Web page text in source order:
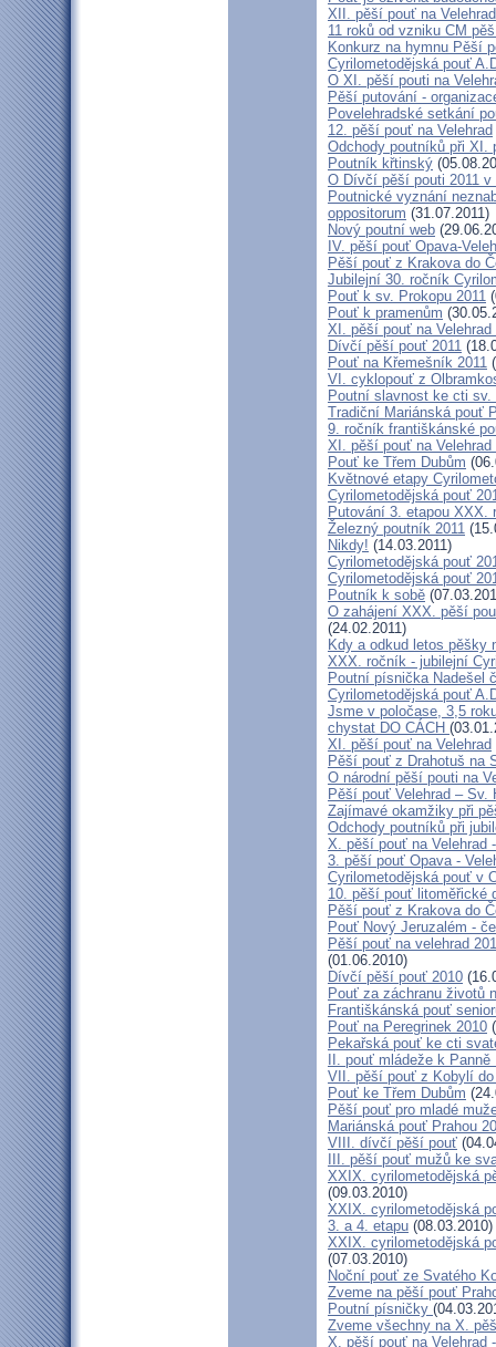
XII. pěší pouť na
11 roků od vzniku CM
Konkurz na hymnu Pěší
Cyrilometodějská pouť
O XI. pěší pouti na
Pěší putování -
Povelehradské setkání
12. pěší pouť na Velehrad
Odchody poutníků při XI.
Poutník křtinský
O Dívčí pěší pouti 2011 v
Poutnické vyznání
oppositorum (31.07.2011)
Nový poutní web
IV. pěší pouť Opava-
Pěší pouť z Krakova do
Jubilejní 30. ročník
Pouť k sv. Prokopu 2011
Pouť k pramenům
XI. pěší pouť na Velehrad
Dívčí pěší pouť 2011
Pouť na Křemešník 2011
VI. cyklopouť z
Poutní slavnost ke cti sv.
Tradiční Mariánská pouť
9. ročník františkánské
XI. pěší pouť na
Pouť ke Třem Dubům
Květnové etapy
Cyrilometodějská pouť
Putování 3. etapou XXX.
Železný poutník 2011
Nikdy! (14.03.2011)
Cyrilometodějská pouť
Cyrilometodějská pouť
Poutník k sobě
O zahájení XXX. pěší
(24.02.2011)
Kdy a odkud letos pěšky
XXX. ročník - jubilejní
Poutní písnička Nadešel
Cyrilometodějská pouť
Jsme v poločase, 3,5
chystat DO CÁCH
XI. pěší pouť na Velehrad
Pěší pouť z Drahotuš na
O národní pěší pouti na
Pěší pouť Velehrad – Sv.
Zajímavé okamžiky při
Odchody poutníků při
X. pěší pouť na Velehrad
3. pěší pouť Opava -
Cyrilometodějská pouť v
10. pěší pouť litoměřické
Pěší pouť z Krakova do
Pouť Nový Jeruzalém -
Pěší pouť na velehrad
(01.06.2010)
Dívčí pěší pouť 2010
Pouť za záchranu životů
Františkánská pouť
Pouť na Peregrinek 2010
Pekařská pouť ke cti
II. pouť mládeže k
VII. pěší pouť z Kobylí
Pouť ke Třem Dubům
Pěší pouť pro mladé
Mariánská pouť Prahou
VIII. dívčí pěší pouť
III. pěší pouť mužů ke
XXIX. cyrilometodějská
(09.03.2010)
XXIX. cyrilometodějská
3. a 4. etapu (08.03.2010)
XXIX. cyrilometodějská
(07.03.2010)
Noční pouť ze Svatého
Zveme na pěší pouť
Poutní písničky
Zveme všechny na X.
X. pěší pouť na Velehrad